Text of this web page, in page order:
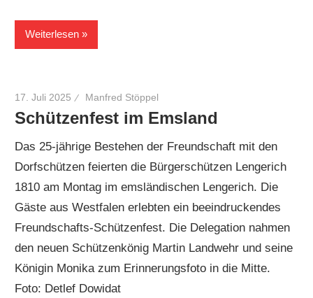
Weiterlesen
17. Juli 2025 Manfred Stöppel
Schützenfest im Emsland
Das 25-jährige Bestehen der Freundschaft mit den
Dorfschützen feierten die Bürgerschützen Lengerich
1810 am Montag im emsländischen Lengerich. Die
Gäste aus Westfalen erlebten ein beeindruckendes
Freundschafts-Schützenfest. Die Delegation nahmen
den neuen Schützenkönig Martin Landwehr und seine
Königin Monika zum Erinnerungsfoto in die Mitte.
Foto: Detlef Dowidat